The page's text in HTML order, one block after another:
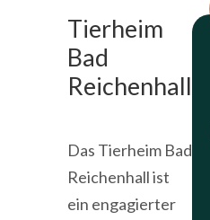
Tierheim
Bad
Reichenhall
Das Tierheim Bad
Reichenhall ist
ein engagierter